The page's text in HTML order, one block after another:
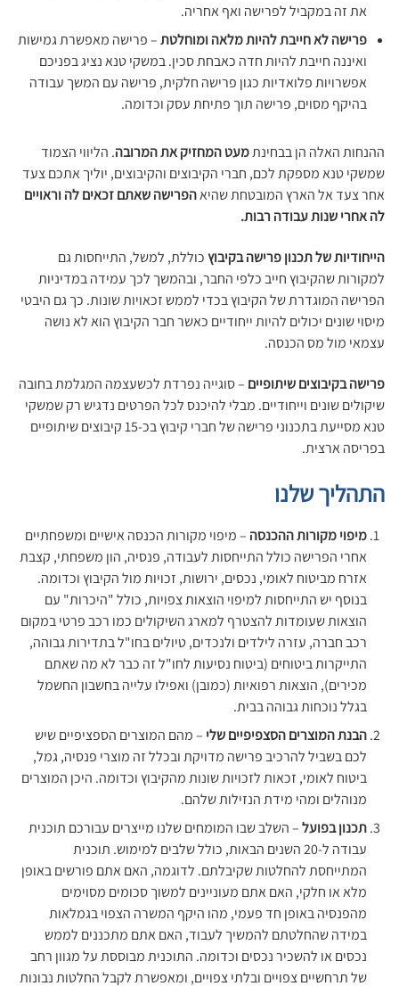
את זה במקביל לפרישה ואף אחריה.
פרישה לא חייבת להיות מלאה ומוחלטת– פרישה מאפשרת גמישות
ואיננה חייבת להיות חדה כאבחת סכין. במשקי טנא נציג בפניכם
אפשרויות פלואדיות כגון פרישה חלקית, פרישה עם המשך עבודה
בהיקף מסוים, פרישה תוך פתיחת עסק וכדומה.
ההנחות האלה הן בבחינתמעט המחזיק את המרובה. הליווי הצמוד
שמשקי טנא מספקת לכם, חברי הקיבוצים והקיבוצים, יוליך אתכם צעד
אחר צעד אל הארץ המובטחת שהיאהפרישה שאתם זכאים לה וראויים
לה אחרי שנות עבודה רבות.
הייחודיות של תכנון פרישה בקיבוץכוללת, למשל, התייחסות גם
למקורות שהקיבוץ חייב כלפי החבר, ובהמשך לכך עמידה במדיניות
הפרישה המוגדרת של הקיבוץ בכדי לממש זכאויות שונות. כך גם היבטי
מיסוי שונים יכולים להיות ייחודיים כאשר חבר הקיבוץ הוא לא נושה
עצמאי מול מס הכנסה.
פרישה בקיבוצים שיתופיים – סוגייה נפרדת לכשעצמה המגלמת בחובה
שיקולים שונים וייחודיים. מבלי להיכנס לכל הפרטים נדגיש רק שמשקי
טנא מסייעת בתכנוני פרישה של חברי קיבוץ בכ-15 קיבוצים שיתופיים
בפריסה ארצית.
התהליך שלנו
מיפוי מקורות ההכנסה – מיפוי מקורות הכנסה אישיים ומשפחתיים
אחרי הפרישה כולל התייחסות לעבודה, פנסיה, הון משפחתי, קצבת
אזרח מביטוח לאומי, נכסים, ירושות, זכויות מול הקיבוץ וכדומה.
בנוסף יש התייחסות למיפוי הוצאות צפויות, כולל "היכרות" עם
הוצאות שעומדות להצטרף למארג השיקולים כמו רכב פרטי במקום
רכב חברה, עזרה לילדים ולנכדים, טיולים בחו"ל בתדירות גבוהה,
התייקרות ביטוחים (ביטוח נסיעות לחו"ל זה כבר לא מה שאתם
מכירים), הוצאות רפואיות (כמובן) ואפילו עלייה בחשבון החשמל
בגלל נוכחות גבוהה בבית.
הבנת המוצרים הסצפיפיים שלי – מהם המוצרים הספציפיים שיש
לכם בשביל להרכיב פרישה מדויקת ובכלל זה מוצרי פנסיה, גמל,
ביטוח לאומי, זכאות לזכויות שונות מהקיבוץ וכדומה. היכן המוצרים
מנוהלים ומהי מידת הנזילות שלהם.
תכנון בפועל– השלב שבו המומחים שלנו מייצרים עבורכם תוכנית
עבודה ל-20 השנים הבאות, כולל שלבים למימוש. תוכנית
המתייחסת להחלטות שקיבלתם. לדוגמה, האם אתם פורשים באופן
מלא או חלקי, האם אתם מעוניינים למשוך סכומים מסוימים
מהפנסיה באופן חד פעמי, מהו היקף המשרה הצפוי בגמלאות
במידה שהחלטתם להמשיך לעבוד, האם אתם מתכננים לממש
נכסים או להשכיר נכסים וכדומה. התוכנית מבוססת על מגוון רחב
של תרחשיים צפויים ובלתי צפויים, ומאפשרת לקבל החלטות נבונות